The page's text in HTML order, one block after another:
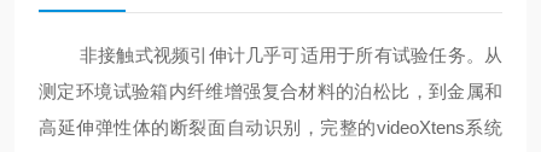
非接触式视频引伸计几乎可适用于所有试验任务。从
测定环境试验箱内纤维增强复合材料的泊松比，到金属和
高延伸弹性体的断裂面自动识别，完整的videoXtens系统